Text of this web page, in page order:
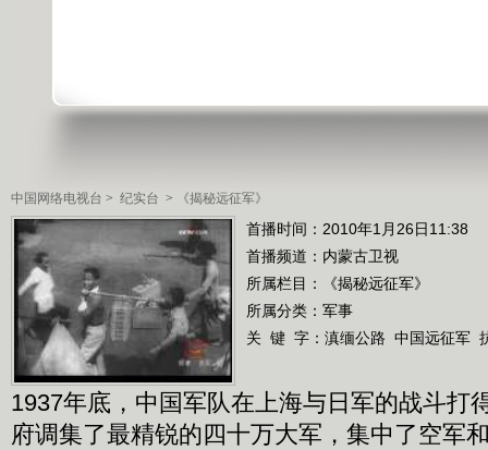
中国网络电视台 > 纪实台 > 《揭秘远征军》
首播时间：2010年1月26日11:38
首播频道： 内蒙古卫视
所属栏目：
《揭秘远征军》
所属分类：军事
关 键 字： 滇缅公路 中国远征军
1937年底，中国军队在上海与日军的战斗打
府调集了最精锐的四十万大军，集中了空军